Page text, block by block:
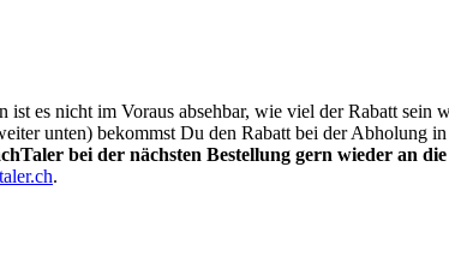
es nicht im Voraus absehbar, wie viel der Rabatt sein
unten) bekommst Du den Rabatt bei der Abholung in
bei der nächsten Bestellung gern wieder an
.